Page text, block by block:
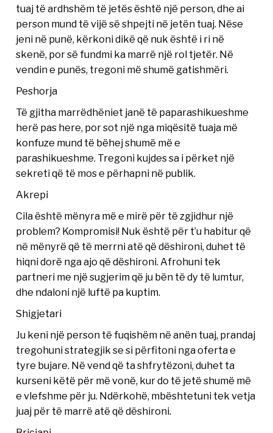
tuaj të ardhshëm të jetës është një person, dhe ai
person mund të vijë së shpejti në jetën tuaj. Nëse
jeni në punë, kërkoni dikë që nuk është i ri në
skenë, por së fundmi ka marrë një rol tjetër. Në
vendin e punës, tregoni më shumë gatishmëri.
Peshorja
Të gjitha marrëdhëniet janë të paparashikueshme
herë pas here, por sot një nga miqësitë tuaja më
konfuze mund të bëhej shumë më e
parashikueshme. Tregoni kujdes sa i përket një
sekreti që të mos e përhapni në publik.
Akrepi
Cila është mënyra më e mirë për të zgjidhur një
problem? Kompromisi! Nuk është për t’u habitur që
në mënyrë që të merrni atë që dëshironi, duhet të
hiqni dorë nga ajo që dëshironi. Afrohuni tek
partneri me një sugjerim që ju bën të dy të lumtur,
dhe ndaloni një luftë pa kuptim.
Shigjetari
Ju keni një person të fuqishëm në anën tuaj, prandaj
tregohuni strategjik se si përfitoni nga oferta e
tyre bujare. Në vend që ta shfrytëzoni, duhet ta
kurseni këtë për më vonë, kur do të jetë shumë më
e vlefshme për ju. Ndërkohë, mbështetuni tek vetja
juaj për të marrë atë që dëshironi.